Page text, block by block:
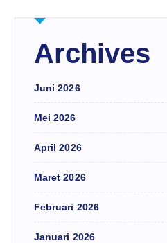
Archives
Juni 2026
Mei 2026
April 2026
Maret 2026
Februari 2026
Januari 2026